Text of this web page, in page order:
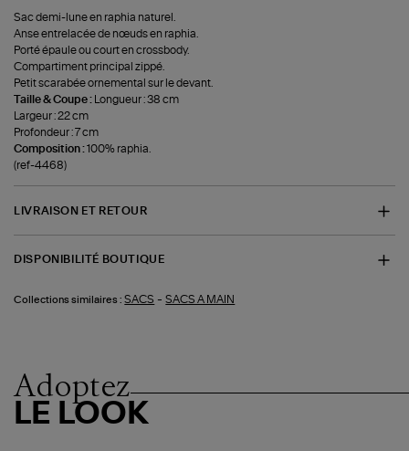
Sac demi-lune en raphia naturel.
Anse entrelacée de nœuds en raphia.
Porté épaule ou court en crossbody.
Compartiment principal zippé.
Petit scarabée ornemental sur le devant.
Taille & Coupe :
Longueur : 38 cm
Largeur : 22 cm
Profondeur : 7 cm
Composition :100% raphia.
(ref-4468)
LIVRAISON ET RETOUR
DISPONIBILITÉ BOUTIQUE
Collections similaires : SACS -SACS A MAIN
Adoptez
LE LOOK